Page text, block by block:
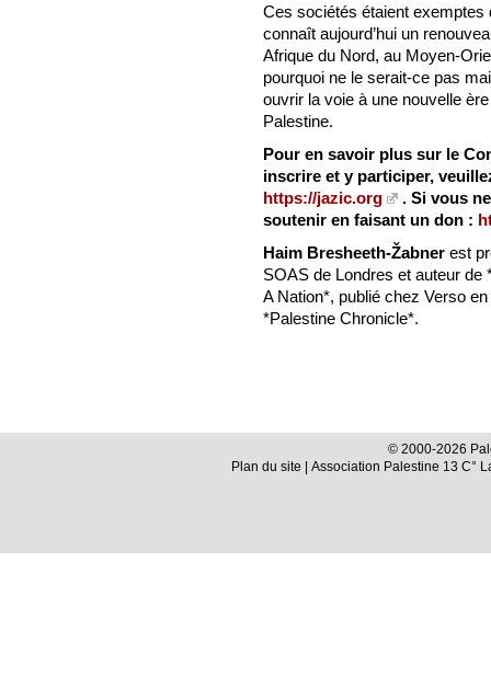
Ces sociétés étaient exemptes
connaît aujourd’hui un
Afrique du Nord, au Moyen-
pourquoi ne le serait-ce pas
ouvrir la voie à une nouvelle
Palestine.
Pour en savoir plus sur le
inscrire et y participer,
https://jazic.org
. Si vous
soutenir en faisant un don :
Haim Bresheeth-Žabner est
SOAS de Londres et auteur
A Nation*, publié chez Verso
*Palestine Chronicle*.
© 2000-2026
Plan du site | Association Palestine 13 C°